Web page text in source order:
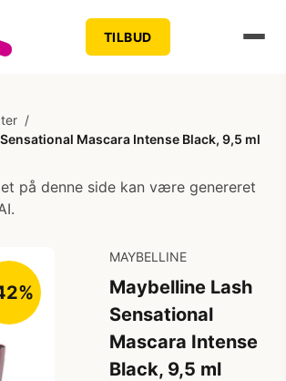
TILBUD
/
Mascara Intense Black, 9,5 ml
på denne side kan være genereret
MAYBELLINE
Maybelline Lash
Sensational
Mascara Intense
Black, 9,5 ml